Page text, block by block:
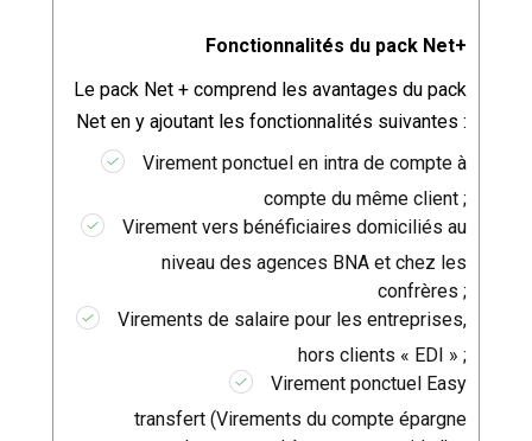
Fonctionnalités du pack Net+
Le pack Net + comprend les avantages du pack
Net en y ajoutant les fonctionnalités suivantes :
Virement ponctuel en intra de compte à
compte du même client ;
Virement vers bénéficiaires domiciliés au
niveau des agences BNA et chez les
confrères ;
Virements de salaire pour les entreprises,
hors clients « EDI » ;
Virement ponctuel Easy
transfert (Virements du compte épargne